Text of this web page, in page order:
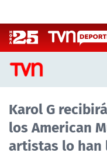
CASTING
CASTING TVN
Karol G
los American
artistas lo han